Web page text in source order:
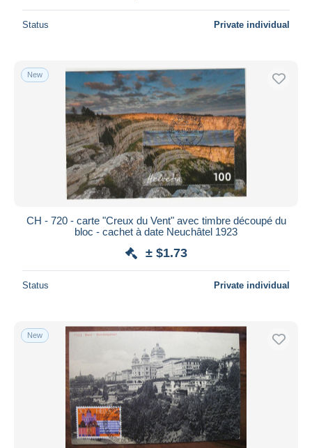
Status Private individual
New
CH - 720 - carte "Creux du Vent" avec timbre découpé du
bloc - cachet à date Neuchâtel 1923
± $1.73
Status Private individual
New